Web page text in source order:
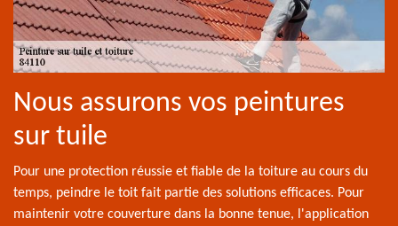
Nous assurons vos peintures
sur tuile
Pour une protection réussie et fiable de la toiture au cours du
temps, peindre le toit fait partie des solutions efficaces. Pour
maintenir votre couverture dans la bonne tenue, l'application